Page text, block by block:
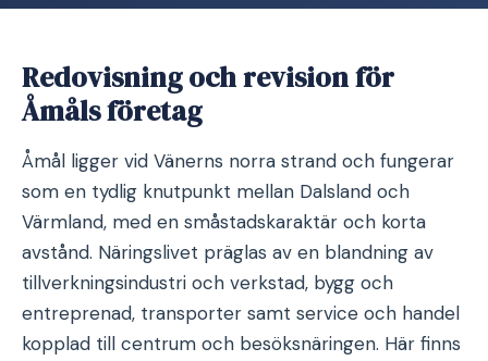
Redovisning och revision för
Åmåls företag
Åmål ligger vid Vänerns norra strand och fungerar
som en tydlig knutpunkt mellan Dalsland och
Värmland, med en småstadskaraktär och korta
avstånd. Näringslivet präglas av en blandning av
tillverkningsindustri och verkstad, bygg och
entreprenad, transporter samt service och handel
kopplad till centrum och besöksnäringen. Här finns